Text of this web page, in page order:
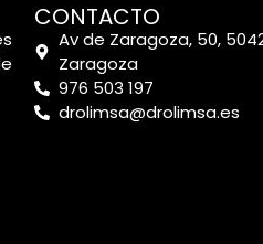
CONTACTO
Av de Zaragoza, 50,
Zaragoza
976 503 197
drolimsa@drolimsa.es